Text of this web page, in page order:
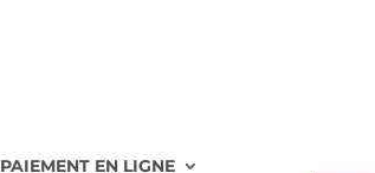
PAIEMENT EN LIGNE